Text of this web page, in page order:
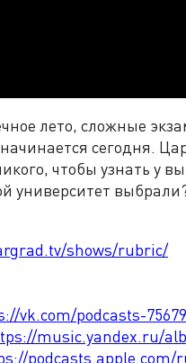
лето, сложные
сегодня.
чтобы узнать у
университет
shows/rubric/
vk.com/podcasts-
music.yandex.ru/
podcasts.apple.com/